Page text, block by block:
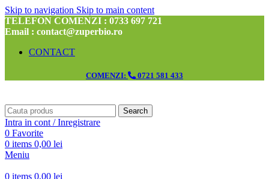
Skip to navigation Skip to main content
TELEFON COMENZI : 0733 697 721
Email : contact@zuperbio.ro
CONTACT
COMENZI: 0721 581 433
Search
Intra in cont / Inregistrare
0 Favorite
0 items 0,00 lei
Meniu
0 items 0,00 lei